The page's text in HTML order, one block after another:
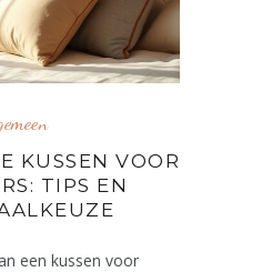
KUSSEN VOOR
TIPS EN
een kussen voor